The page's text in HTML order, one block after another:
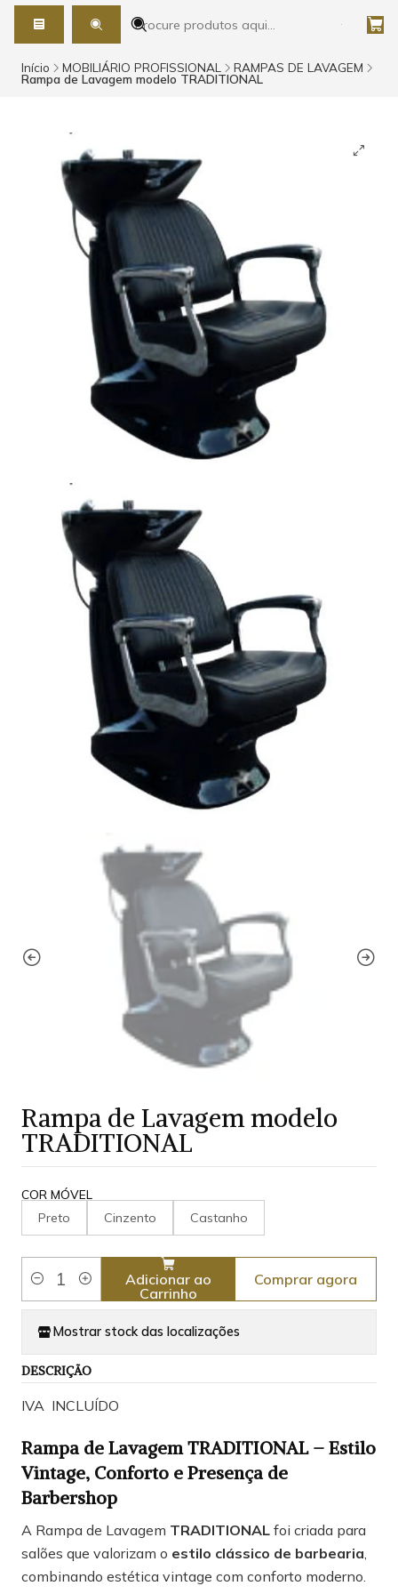
Início MOBILIÁRIO PROFISSIONAL RAMPAS DE LAVAGEM
Rampa de Lavagem modelo TRADITIONAL
Rampa de Lavagem modelo
TRADITIONAL
COR MÓVEL
Preto Cinzento Castanho
Quantidade
Adicionar ao
Carrinho
Comprar agora
Mostrar stock das localizações
DESCRIÇÃO
IVA INCLUÍDO
Rampa de Lavagem TRADITIONAL – Estilo
Vintage, Conforto e Presença de
Barbershop
A Rampa de Lavagem TRADITIONAL foi criada para
salões que valorizam o estilo clássico de barbearia
combinando estética vintage com conforto moderno.